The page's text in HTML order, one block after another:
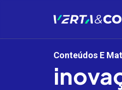
Conteúdos E